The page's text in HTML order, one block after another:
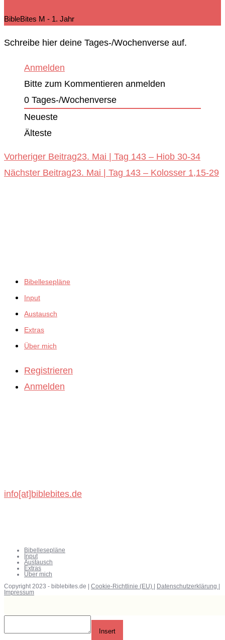
BibleBites M - 1. Jahr
Schreibe hier deine Tages-/Wochenverse auf.
Anmelden
Bitte zum Kommentieren anmelden
0 Tages-/Wochenverse
Neueste
Älteste
Weitere
Artikel
Vorheriger Beitrag23. Mai | Tag 143 – Hiob 30-34
Nächster Beitrag23. Mai | Tag 143 – Kolosser 1,15-29
Bibellesepläne
Input
Austausch
Extras
Über mich
Registrieren
Anmelden
info[at]biblebites.de
Bibellesepläne
Input
Austausch
Extras
Über mich
Copyright 2023 - biblebites.de | Cookie-Richtlinie (EU) | Datenschutzerklärung |
Impressum
Insert